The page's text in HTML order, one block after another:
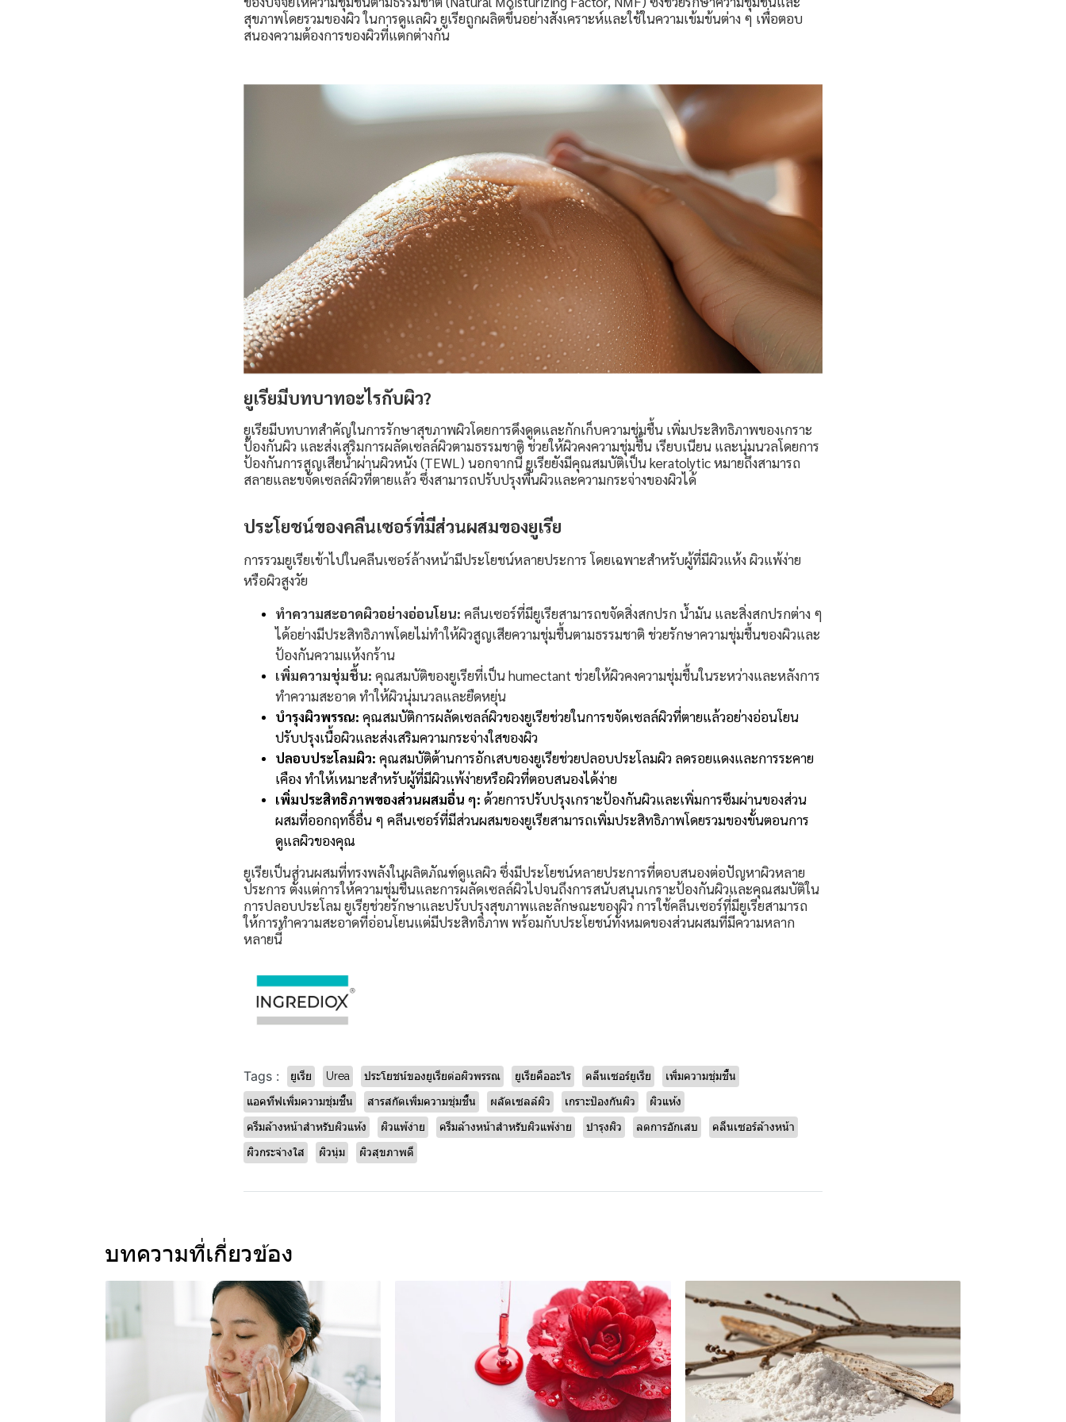
สุขภาพโดยรวมของผิว ในการดูแลผิว ยูเรียถูกผลิตขึ้นอย่างสังเคราะห์และใช้ในความเข้มข้นต่าง ๆ เพื่อตอบ
สนองความต้องการของผิวที่แตกต่างกัน
ยูเรียมีบทบาทอะไรกับผิว?
ยูเรียมีบทบาทสำคัญในการรักษาสุขภาพผิวโดยการดึงดูดและกักเก็บความชุ่มชื้น เพิ่มประสิทธิภาพของเกราะ
ป้องกันผิว และส่งเสริมการผลัดเซลล์ผิวตามธรรมชาติ ช่วยให้ผิวคงความชุ่มชื้น เรียบเนียน และนุ่มนวลโดยการ
ป้องกันการสูญเสียน้ำผ่านผิวหนัง (TEWL) นอกจากนี้ ยูเรียยังมีคุณสมบัติเป็น keratolytic หมายถึงสามารถ
สลายและขจัดเซลล์ผิวที่ตายแล้ว ซึ่งสามารถปรับปรุงพื้นผิวและความกระจ่างของผิวได้
ประโยชน์ของคลีนเซอร์ที่มีส่วนผสมของยูเรีย
การรวมยูเรียเข้าไปในคลีนเซอร์ล้างหน้ามีประโยชน์หลายประการ โดยเฉพาะสำหรับผู้ที่มีผิวแห้ง ผิวแพ้ง่าย
หรือผิวสูงวัย
ทำความสะอาดผิวอย่างอ่อนโยน: คลีนเซอร์ที่มียูเรียสามารถขจัดสิ่งสกปรก น้ำมัน และสิ่งสกปรกต่าง ๆ
ได้อย่างมีประสิทธิภาพโดยไม่ทำให้ผิวสูญเสียความชุ่มชื้นตามธรรมชาติ ช่วยรักษาความชุ่มชื้นของผิวและ
ป้องกันความแห้งกร้าน
เพิ่มความชุ่มชื้น: คุณสมบัติของยูเรียที่เป็น humectant ช่วยให้ผิวคงความชุ่มชื้นในระหว่างและหลังการ
ทำความสะอาด ทำให้ผิวนุ่มนวลและยืดหยุ่น
บำรุงผิวพรรณ: คุณสมบัติการผลัดเซลล์ผิวของยูเรียช่วยในการขจัดเซลล์ผิวที่ตายแล้วอย่างอ่อนโยน
ปรับปรุงเนื้อผิวและส่งเสริมความกระจ่างใสของผิว
ปลอบประโลมผิว: คุณสมบัติต้านการอักเสบของยูเรียช่วยปลอบประโลมผิว ลดรอยแดงและการระคาย
เคือง ทำให้เหมาะสำหรับผู้ที่มีผิวแพ้ง่ายหรือผิวที่ตอบสนองได้ง่าย
เพิ่มประสิทธิภาพของส่วนผสมอื่น ๆ: ด้วยการปรับปรุงเกราะป้องกันผิวและเพิ่มการซึมผ่านของส่วน
ผสมที่ออกฤทธิ์อื่น ๆ คลีนเซอร์ที่มีส่วนผสมของยูเรียสามารถเพิ่มประสิทธิภาพโดยรวมของขั้นตอนการ
ดูแลผิวของคุณ
ยูเรียเป็นส่วนผสมที่ทรงพลังในผลิตภัณฑ์ดูแลผิว ซึ่งมีประโยชน์หลายประการที่ตอบสนองต่อปัญหาผิวหลาย
ประการ ตั้งแต่การให้ความชุ่มชื้นและการผลัดเซลล์ผิวไปจนถึงการสนับสนุนเกราะป้องกันผิวและคุณสมบัติใน
การปลอบประโลม ยูเรียช่วยรักษาและปรับปรุงสุขภาพและลักษณะของผิว การใช้คลีนเซอร์ที่มียูเรียสามารถ
ให้การทำความสะอาดที่อ่อนโยนแต่มีประสิทธิภาพ พร้อมกับประโยชน์ทั้งหมดของส่วนผสมที่มีความหลาก
หลายนี้
Tags : ยูเรีย Urea ประโยชน์ของยูเรียต่อผิวพรรณ ยูเรียคืออะไร คลีนเซอร์ยูเรีย
เพิ่มความชุ่มชื้น
แอคทีฟเพิ่มความชุ่มชื้น
สารสกัดเพิ่มความชุ่มชื้น ผลัดเซลล์ผิว เกราะป้องกันผิว
ผิวแห้ง
ครีมล้างหน้าสำหรับผิวแห้ง
ผิวแพ้ง่าย ครีมล้างหน้าสำหรับผิวแพ้ง่าย บำรุงผิว ลดการอักเสบ
คลีนเซอร์ล้างหน้า
ผิวกระจ่างใส
ผิวนุ่ม ผิวสุขภาพดี
บทความที่เกี่ยวข้อง